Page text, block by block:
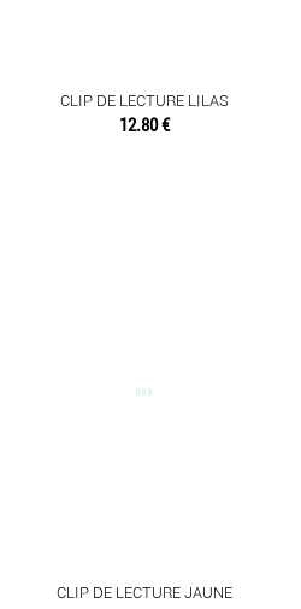
CLIP DE LECTURE LILAS
12.80 €
CLIP DE LECTURE JAUNE